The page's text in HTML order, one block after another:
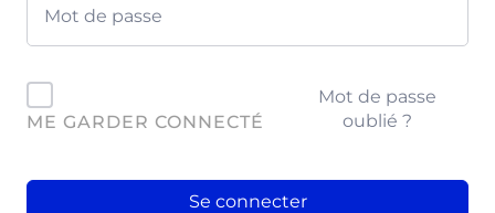
ME GARDER CONNECTÉ
Mot de passe
oublié ?
Se connecter